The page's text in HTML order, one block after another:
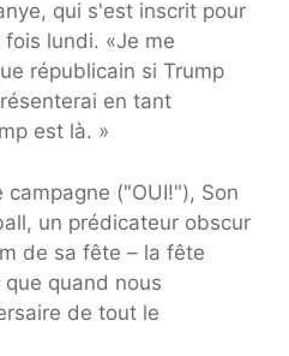
qui s'est inscrit pour
lundi. «Je me
républicain si Trump
en tant
est là. »
("OUI!"), Son
un prédicateur obscur
de sa fête – la fête
quand nous
de tout le